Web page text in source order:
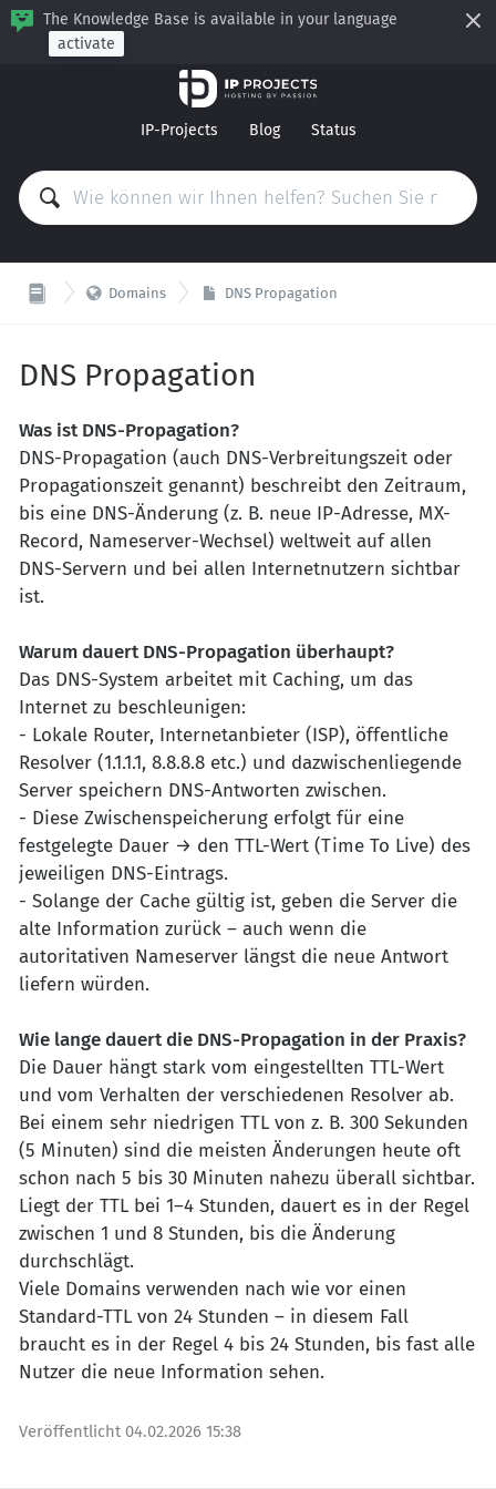
The Knowledge Base is available in your language
activate
IP-Projects Blog Status
 Domains DNS Propagation
DNS Propagation
Was ist DNS-Propagation?
DNS-Propagation (auch DNS-Verbreitungszeit oder
Propagationszeit genannt) beschreibt den Zeitraum,
bis eine DNS-Änderung (z. B. neue IP-Adresse, MX-
Record, Nameserver-Wechsel) weltweit auf allen
DNS-Servern und bei allen Internetnutzern sichtbar
ist.
Warum dauert DNS-Propagation überhaupt?
Das DNS-System arbeitet mit Caching, um das
Internet zu beschleunigen:
- Lokale Router, Internetanbieter (ISP), öffentliche
Resolver (1.1.1.1, 8.8.8.8 etc.) und dazwischenliegende
Server speichern DNS-Antworten zwischen.
- Diese Zwischenspeicherung erfolgt für eine
festgelegte Dauer → den TTL-Wert (Time To Live) des
jeweiligen DNS-Eintrags.
- Solange der Cache gültig ist, geben die Server die
alte Information zurück – auch wenn die
autoritativen Nameserver längst die neue Antwort
liefern würden.
Wie lange dauert die DNS-Propagation in der Praxis?
Die Dauer hängt stark vom eingestellten TTL-Wert
und vom Verhalten der verschiedenen Resolver ab.
Bei einem sehr niedrigen TTL von z. B. 300 Sekunden
(5 Minuten) sind die meisten Änderungen heute oft
schon nach 5 bis 30 Minuten nahezu überall sichtbar.
Liegt der TTL bei 1–4 Stunden, dauert es in der Regel
zwischen 1 und 8 Stunden, bis die Änderung
durchschlägt.
Viele Domains verwenden nach wie vor einen
Standard-TTL von 24 Stunden – in diesem Fall
braucht es in der Regel 4 bis 24 Stunden, bis fast alle
Nutzer die neue Information sehen.
Veröffentlicht 04.02.2026 15:38